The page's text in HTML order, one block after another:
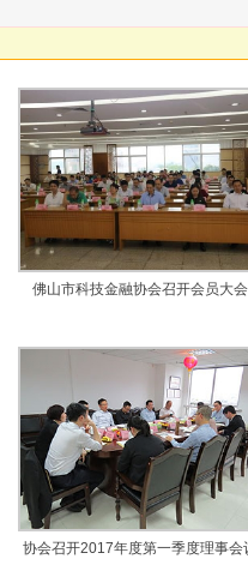
佛山市科技金融协会召开会员大会
协会召开2017年度第一季度理事会